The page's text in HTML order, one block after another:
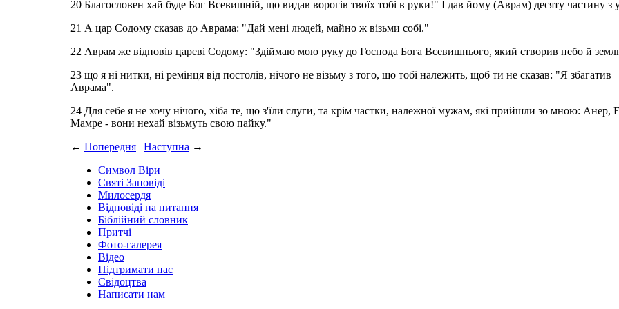
20 Благословен хай буде Бог Всевишній, що видав ворогів твоїх тобі в руки!" І дав йому (Аврам) десяту частину з
21 А цар Содому сказав до Аврама: "Дай мені людей, майно ж візьми собі."
22 Аврам же відповів цареві Содому: "Здіймаю мою руку до Господа Бога Всевишнього, який створив небо й
23 що я ні нитки, ні ремінця від постолів, нічого не візьму з того, що тобі належить, щоб ти не сказав: "Я збагатив
Аврама".
24 Для себе я не хочу нічого, хіба те, що з'їли слуги, та крім частки, належної мужам, які прийшли зо мною: Анер,
Мамре - вони нехай візьмуть свою пайку."
← Попередня | Наступна →
Символ Віри
Святі Заповіді
Милосердя
Відповіді на питання
Біблійний словник
Притчі
Фото-галерея
Відео
Підтримати нас
Свідоцтва
Написати нам